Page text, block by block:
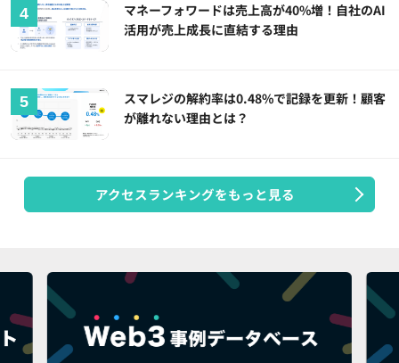
マネーフォワードは売上高が40%増！自社のAI
活用が売上成長に直結する理由
スマレジの解約率は0.48%で記録を更新！顧客
が離れない理由とは？
アクセスランキングをもっと見る